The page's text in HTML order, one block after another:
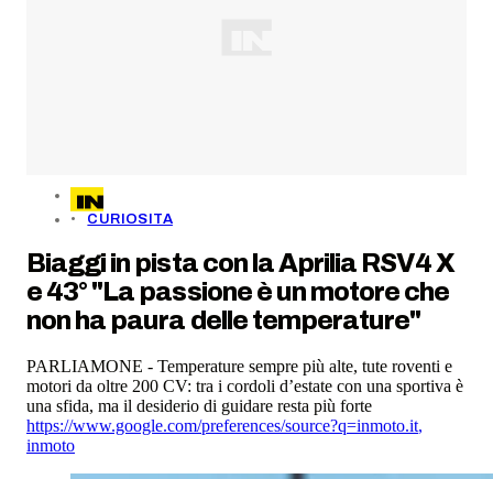
CURIOSITA
Biaggi in pista con la Aprilia RSV4 X
e 43° "La passione è un motore che
non ha paura delle temperature"
PARLIAMONE - Temperature sempre più alte, tute roventi e
motori da oltre 200 CV: tra i cordoli d’estate con una sportiva è
una sfida, ma il desiderio di guidare resta più forte
https://www.google.com/preferences/source?q=inmoto.it,
inmoto